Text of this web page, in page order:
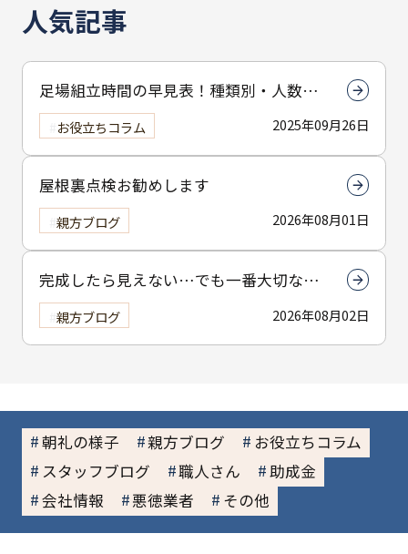
人気記事
足場組立時間の早見表！種類別・人数別
で組立時間を解説
2025年09月26日
お役立ちコラム
屋根裏点検お勧めします
2026年08月01日
親方ブログ
完成したら見えない…でも一番大切なん
は下塗りです
2026年08月02日
親方ブログ
朝礼の様子 親方ブログ
お役立ちコラム
スタッフブログ
職人さん
助成金
会社情報
悪徳業者 その他